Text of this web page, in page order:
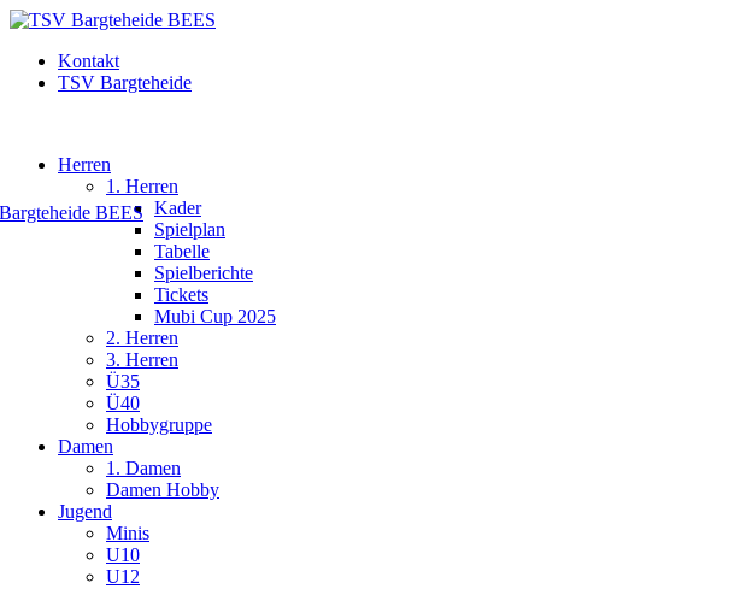
Kontakt
TSV Bargteheide
Herren
1. Herren
Kader
Spielplan
Tabelle
Spielberichte
Tickets
Mubi Cup 2025
2. Herren
3. Herren
Ü35
Ü40
Hobbygruppe
Damen
1. Damen
Damen Hobby
Jugend
Minis
U10
U12